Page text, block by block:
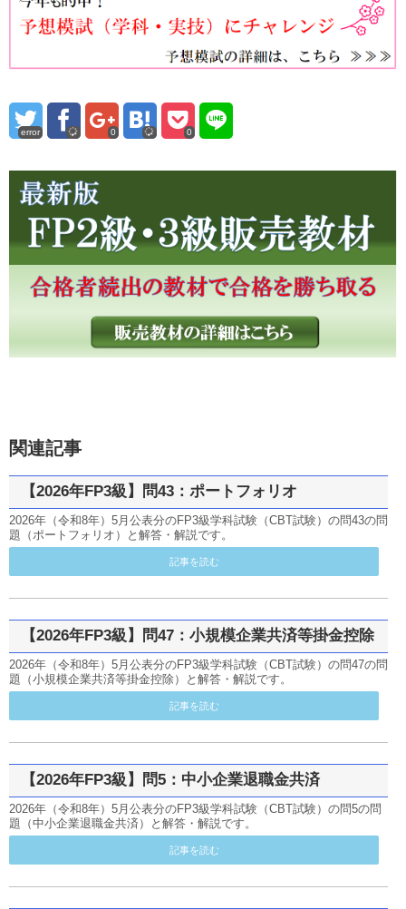
error 0 0
関連記事
【2026年FP3級】問43：ポートフォリオ
2026年（令和8年）5月公表分のFP3級学科試験（CBT試験）の問43の問
題（ポートフォリオ）と解答・解説です。
記事を読む
【2026年FP3級】問47：小規模企業共済等掛金控除
2026年（令和8年）5月公表分のFP3級学科試験（CBT試験）の問47の問
題（小規模企業共済等掛金控除）と解答・解説です。
記事を読む
【2026年FP3級】問5：中小企業退職金共済
2026年（令和8年）5月公表分のFP3級学科試験（CBT試験）の問5の問
題（中小企業退職金共済）と解答・解説です。
記事を読む